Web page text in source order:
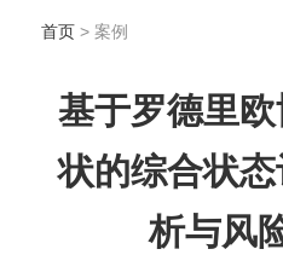
首页> 案例
基于罗德里
状的综合状
析与风